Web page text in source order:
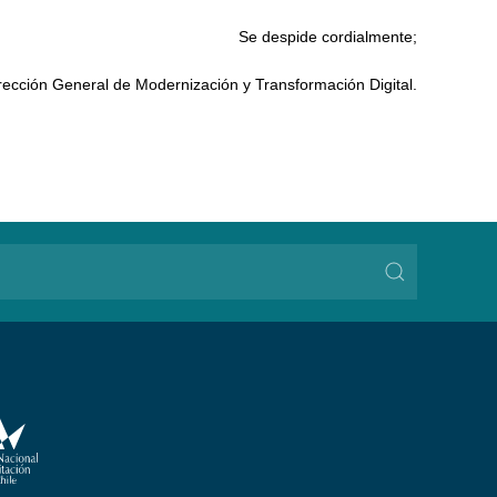
Se despide cordialmente;
General de Modernización y Transformación Digital.